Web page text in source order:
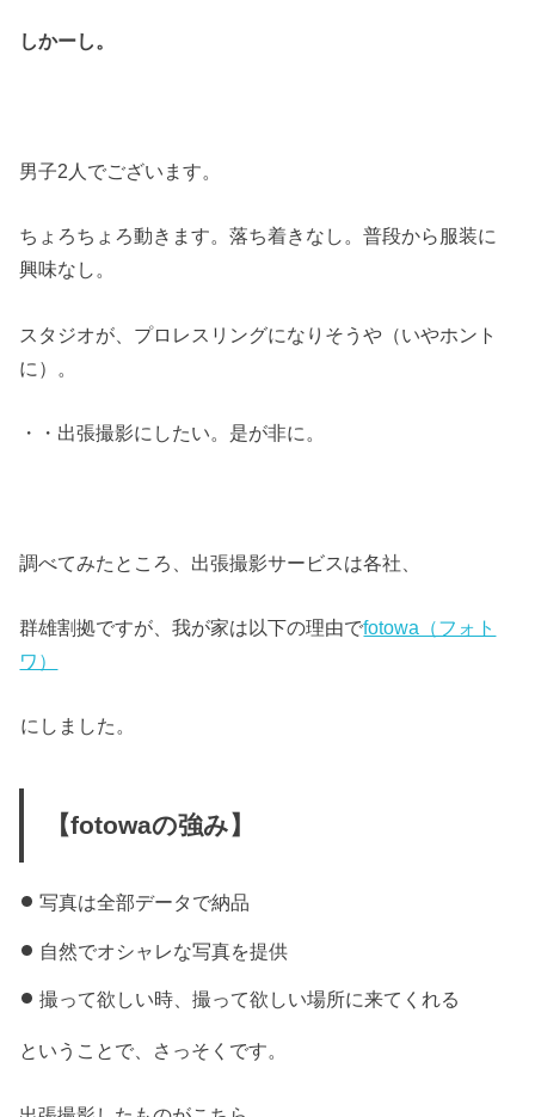
しかーし。
男子2人でございます。
ちょろちょろ動きます。落ち着きなし。普段から服装に
興味なし。
スタジオが、プロレスリングになりそうや（いやホント
に）。
・・出張撮影にしたい。是が非に。
調べてみたところ、出張撮影サービスは各社、
群雄割拠ですが、我が家は以下の理由でfotowa（フォト
ワ）
にしました。
【fotowaの強み】
写真は全部データで納品
自然でオシャレな写真を提供
撮って欲しい時、撮って欲しい場所に来てくれる
ということで、さっそくです。